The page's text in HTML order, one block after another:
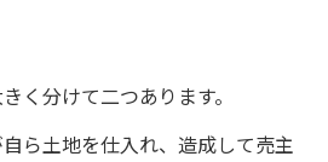
く分けて二つあります。
ら土地を仕入れ、造成して売主